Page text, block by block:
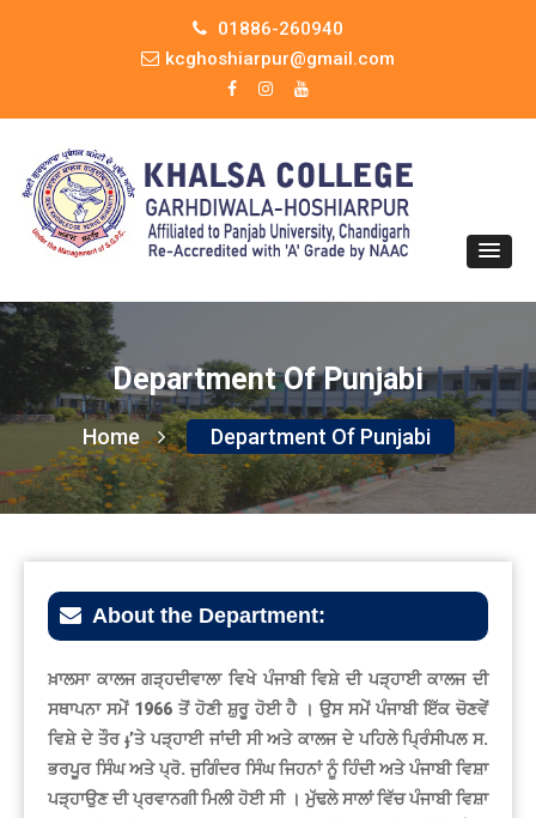
01886-260940
kcghoshiarpur@gmail.com
Department Of Punjabi
Home Department Of Punjabi
About the Department:
ਖ਼ਾਲਸਾ ਕਾਲਜ ਗੜ੍ਹਦੀਵਾਲਾ ਵਿਖੇ ਪੰਜਾਬੀ ਵਿਸ਼ੇ ਦੀ ਪੜ੍ਹਾਈ ਕਾਲਜ ਦੀ
ਸਥਾਪਨਾ ਸਮੇਂ 1966 ਤੋਂ ਹੋਣੀ ਸ਼ੁਰੂ ਹੋਈ ਹੈ । ਉਸ ਸਮੇਂ ਪੰਜਾਬੀ ਇੱਕ ਚੋਣਵੇਂ
ਵਿਸ਼ੇ ਦੇ ਤੌਰ ֈ’ਤੇ ਪੜ੍ਹਾਈ ਜਾਂਦੀ ਸੀ ਅਤੇ ਕਾਲਜ ਦੇ ਪਹਿਲੇ ਪ੍ਰਿੰਸੀਪਲ ਸ.
ਭਰਪੂਰ ਸਿੰਘ ਅਤੇ ਪ੍ਰੋ. ਜੁਗਿੰਦਰ ਸਿੰਘ ਜਿਹਨਾਂ ਨੂੰ ਹਿੰਦੀ ਅਤੇ ਪੰਜਾਬੀ ਵਿਸ਼ਾ
ਪੜ੍ਹਾਉਣ ਦੀ ਪ੍ਰਵਾਨਗੀ ਮਿਲੀ ਹੋਈ ਸੀ । ਮੁੱਢਲੇ ਸਾਲਾਂ ਵਿੱਚ ਪੰਜਾਬੀ ਵਿਸ਼ਾ